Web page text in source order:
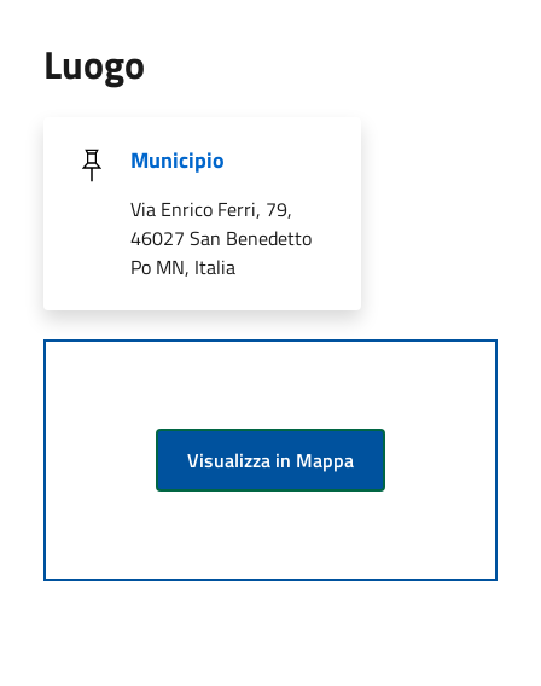
Luogo
Municipio
Via Enrico Ferri, 79,
46027 San Benedetto
Po MN, Italia
Visualizza in Mappa